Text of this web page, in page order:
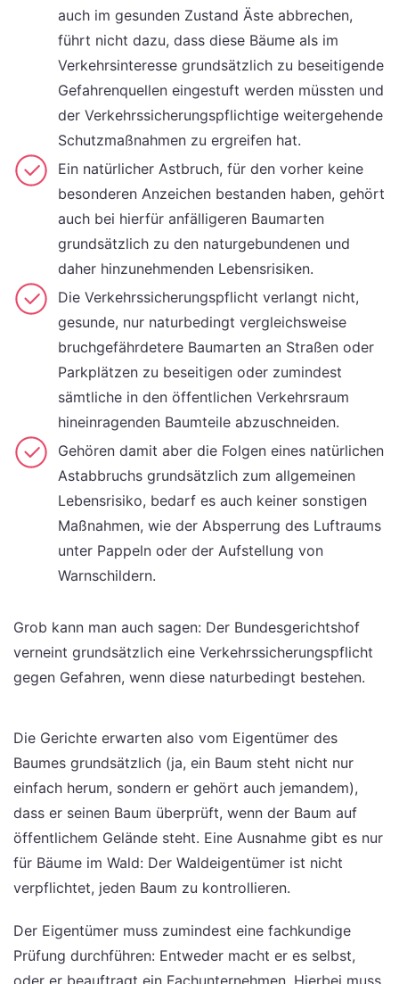
auch im gesunden Zustand Äste abbrechen,
führt nicht dazu, dass diese Bäume als im
Verkehrsinteresse grundsätzlich zu beseitigende
Gefahrenquellen eingestuft werden müssten und
der Verkehrssicherungspflichtige weitergehende
Schutzmaßnahmen zu ergreifen hat.
Ein natürlicher Astbruch, für den vorher keine
besonderen Anzeichen bestanden haben, gehört
auch bei hierfür anfälligeren Baumarten
grundsätzlich zu den naturgebundenen und
daher hinzunehmenden Lebensrisiken.
Die Verkehrssicherungspflicht verlangt nicht,
gesunde, nur naturbedingt vergleichsweise
bruchgefährdetere Baumarten an Straßen oder
Parkplätzen zu beseitigen oder zumindest
sämtliche in den öffentlichen Verkehrsraum
hineinragenden Baumteile abzuschneiden.
Gehören damit aber die Folgen eines natürlichen
Astabbruchs grundsätzlich zum allgemeinen
Lebensrisiko, bedarf es auch keiner sonstigen
Maßnahmen, wie der Absperrung des Luftraums
unter Pappeln oder der Aufstellung von
Warnschildern.
Grob kann man auch sagen: Der Bundesgerichtshof
verneint grundsätzlich eine Verkehrssicherungspflicht
gegen Gefahren, wenn diese naturbedingt bestehen.
Die Gerichte erwarten also vom Eigentümer des
Baumes grundsätzlich (ja, ein Baum steht nicht nur
einfach herum, sondern er gehört auch jemandem),
dass er seinen Baum überprüft, wenn der Baum auf
öffentlichem Gelände steht. Eine Ausnahme gibt es nur
für Bäume im Wald: Der Waldeigentümer ist nicht
verpflichtet, jeden Baum zu kontrollieren.
Der Eigentümer muss zumindest eine fachkundige
Prüfung durchführen: Entweder macht er es selbst,
oder er beauftragt ein Fachunternehmen. Hierbei muss